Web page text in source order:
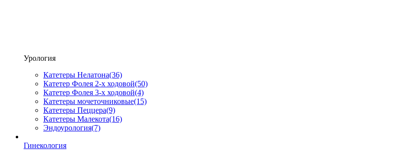
Урология
Катетеры Нелатона(36)
Катетер Фолея 2-х ходовой(50)
Катетер Фолея 3-х ходовой(4)
Катетеры мочеточниковые(15)
Катетеры Пеццера(9)
Катетеры Малекота(16)
Эндоурология(7)
Гинекология